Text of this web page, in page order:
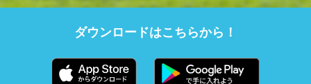
ダウンロードはこちらから！